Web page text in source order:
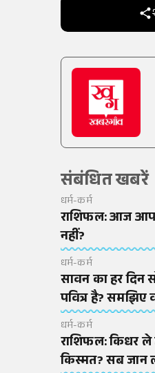
संबंधित खबरें
धर्म-कर्म
राशिफल: आज
नहीं?
धर्म-कर्म
सावन का हर दिन
पवित्र है? समझिए
धर्म-कर्म
राशिफल: किधर
किस्मत? सब जान